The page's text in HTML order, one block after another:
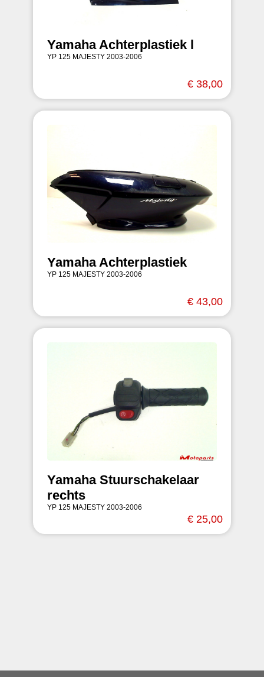
Yamaha Achterplastiek l
YP 125 MAJESTY 2003-2006
€ 38,00
Yamaha Achterplastiek
YP 125 MAJESTY 2003-2006
€ 43,00
Yamaha Stuurschakelaar
rechts
YP 125 MAJESTY 2003-2006
€ 25,00